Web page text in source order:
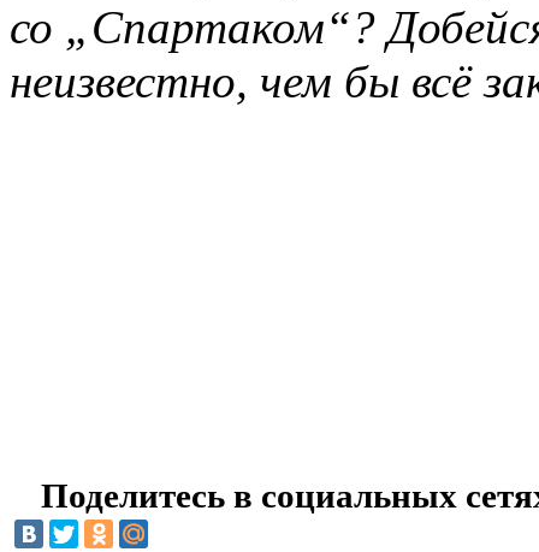
со „Спартаком“?
неизвестно, чем бы всё
Поделитесь в социальных